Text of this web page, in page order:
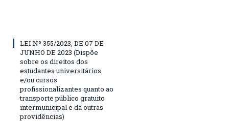
LEI Nº 355/2023, DE 07 DE
JUNHO DE 2023 (Dispõe
sobre os direitos dos
estudantes universitários
e/ou cursos
profissionalizantes quanto ao
transporte público gratuito
intermunicipal e dá outras
providências)